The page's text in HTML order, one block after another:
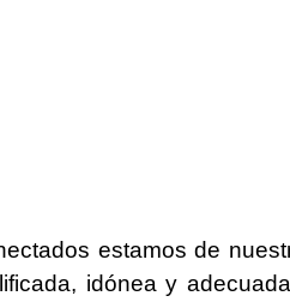
estamos de
idónea y